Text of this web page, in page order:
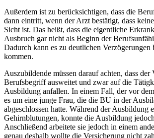
Außerdem ist zu berücksichtigen, dass die
dann eintritt, wenn der Arzt bestätigt, dass
Sicht ist. Das heißt, dass die eigentliche
Ausbruch gar nicht als Beginn der
Dadurch kann es zu deutlichen Verzögerungen
kommen.
Auszubildende müssen darauf achten, dass der
Berufsbegriff ausweitet und zwar auf die
Ausbildung anfallen. In einem Fall, der vor
es um eine junge Frau, die die BU in der
abgeschlossen hatte. Während der Ausbildung
Gehirnblutungen, konnte die Ausbildung
Anschließend arbeitete sie jedoch in einem
genau deshalb wollte die Versicherung nicht